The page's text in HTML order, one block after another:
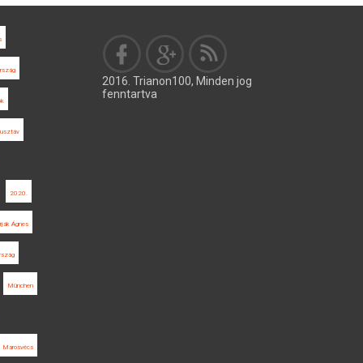
2020.
Ágnes
München
Marosvécs
2016. Trianon100, Minden jog
fenntartva